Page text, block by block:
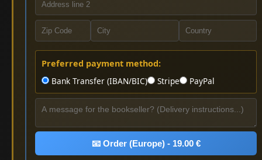
Preferred payment method:
Bank Transfer (IBAN/BIC)
Stripe PayPal
📧 Order (Europe) - 19.00 €